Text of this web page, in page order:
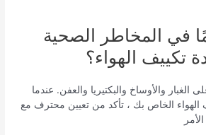
في المخاطر الصحية
تكييف الهواء؟
والأوساخ والبكتيريا والعفن. عندما
الخاص بك ، تأكد من تعيين محترف مع